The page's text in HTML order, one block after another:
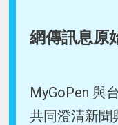
網傳訊息原
MyGoPen 與
共同澄清新聞